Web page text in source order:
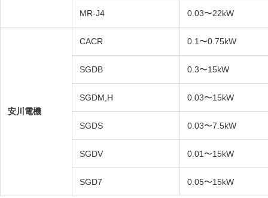
MR-J4 0.03〜22kW
安川電機
CACR 0.1〜0.75kW
SGDB 0.3〜15kW
SGDM,H 0.03〜15kW
SGDS 0.03〜7.5kW
SGDV 0.01〜15kW
SGD7 0.05〜15kW